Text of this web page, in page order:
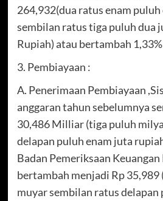
264,932(dua ratus enam
sembilan ratus tiga puluh dua
Rupiah) atau bertambah 1,33%
3. Pembiayaan :
A. Penerimaan Pembiayaan
anggaran tahun sebelumnya
30,486 Milliar (tiga puluh
delapan puluh enam juta
Badan Pemeriksaan
bertambah menjadi Rp
muyar sembilan ratus